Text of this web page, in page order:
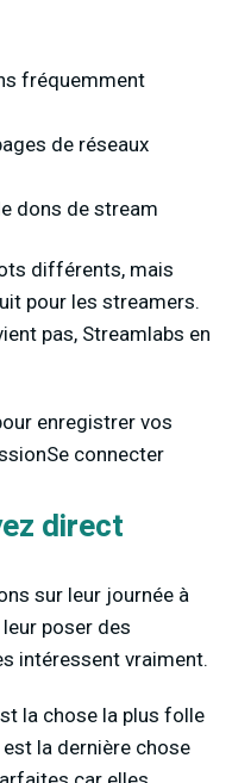
fréquemment
de réseaux
dons de stream
différents, mais
pour les streamers.
pas, Streamlabs en
enregistrer vos
connecter
direct
sur leur journée à
poser des
intéressent vraiment.
la chose la plus folle
la dernière chose